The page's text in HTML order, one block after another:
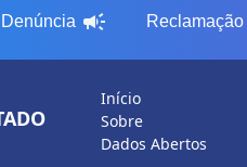
Denúncia campaign Reclamação
Início
Sobre
Dados Abertos